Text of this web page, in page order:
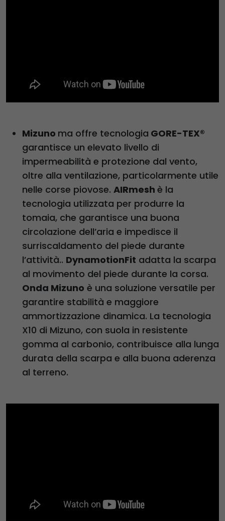
Mizuno ma offre tecnologia GORE-TEX®
garantisce un elevato livello di
impermeabilità e protezione dal vento,
oltre alla ventilazione, particolarmente utile
nelle corse piovose. AIRmesh è la
tecnologia utilizzata per produrre la
tomaia, che garantisce una buona
circolazione dell’aria e impedisce il
surriscaldamento del piede durante
l’attività.. DynamotionFit adatta la scarpa
al movimento del piede durante la corsa.
Onda Mizuno è una soluzione versatile per
garantire stabilità e maggiore
ammortizzazione dinamica. La tecnologia
X10 di Mizuno, con suola in resistente
gomma al carbonio, contribuisce alla lunga
durata della scarpa e alla buona aderenza
al terreno.